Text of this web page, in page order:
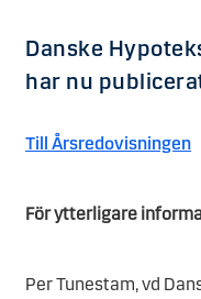
Danske
har nu
Till Årsredovisningen
För ytterligare
Per Tunestam, vd